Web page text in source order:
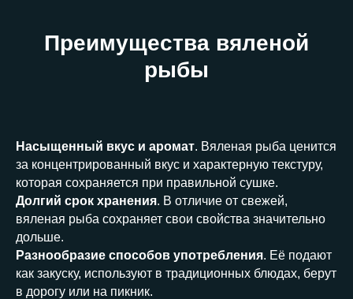
Преимущества вяленой
рыбы
Насыщенный вкус и аромат. Вяленая рыба ценится
за концентрированный вкус и характерную текстуру,
которая сохраняется при правильной сушке.
Долгий срок хранения. В отличие от свежей,
вяленая рыба сохраняет свои свойства значительно
дольше.
Разнообразие способов употребления. Её подают
как закуску, используют в традиционных блюдах, берут
в дорогу или на пикник.